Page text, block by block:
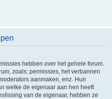
hebben over het gehele forum.
zoals: permissies, het verbannen
aanmaken, enz. Hun
welke de eigenaar aan hen heeft
van de eigenaar, hebben ze